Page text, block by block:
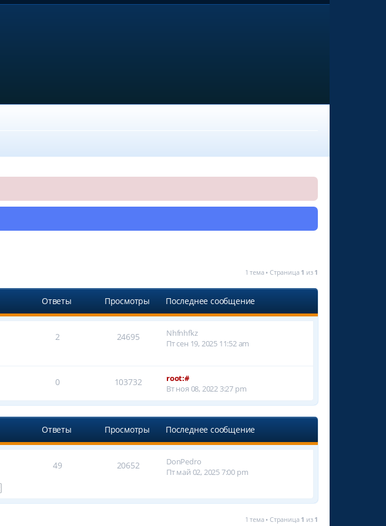
1 тема • Страница 1 из 1
Ответы Просмотры Последнее сообщение
2 24695
Nhfnhfkz
Пт сен 19, 2025 11:52 am
0 103732
root:#
Вт ноя 08, 2022 3:27 pm
Ответы Просмотры Последнее сообщение
49 20652
DonPedro
Пт май 02, 2025 7:00 pm
1 тема • Страница 1 из 1